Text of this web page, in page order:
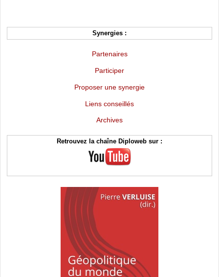
Synergies :
Partenaires
Participer
Proposer une synergie
Liens conseillés
Archives
Retrouvez la chaîne Diploweb sur :